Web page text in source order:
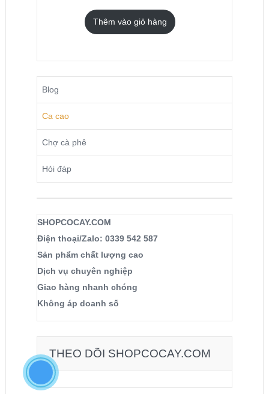
Thêm vào giỏ hàng
Blog
Ca cao
Chợ cà phê
Hỏi đáp
SHOPCOCAY.COM
Điện thoại/Zalo: 0339 542 587
Sản phẩm chất lượng cao
Dịch vụ chuyên nghiệp
Giao hàng nhanh chóng
Không áp doanh số
THEO DÕI SHOPCOCAY.COM